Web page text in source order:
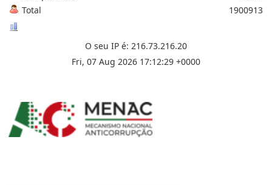
Total
1900913
O seu IP é: 216.73.216.20
Fri, 07 Aug 2026 17:12:29 +0000